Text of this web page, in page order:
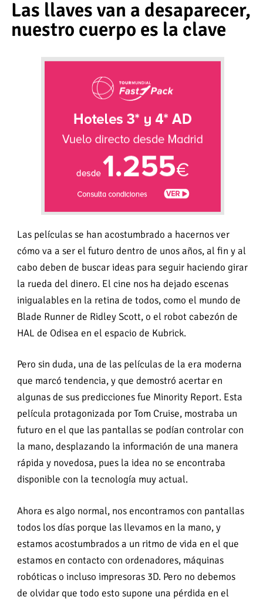
Las llaves van a desaparecer,
nuestro cuerpo es la clave
Las películas se han acostumbrado a hacernos ver
cómo va a ser el futuro dentro de unos años, al fin y al
cabo deben de buscar ideas para seguir haciendo girar
la rueda del dinero. El cine nos ha dejado escenas
inigualables en la retina de todos, como el mundo de
Blade Runner de Ridley Scott, o el robot cabezón de
HAL de Odisea en el espacio de Kubrick.
Pero sin duda, una de las películas de la era moderna
que marcó tendencia, y que demostró acertar en
algunas de sus predicciones fue Minority Report. Esta
película protagonizada por Tom Cruise, mostraba un
futuro en el que las pantallas se podían controlar con
la mano, desplazando la información de una manera
rápida y novedosa, pues la idea no se encontraba
disponible con la tecnología muy actual.
Ahora es algo normal, nos encontramos con pantallas
todos los días porque las llevamos en la mano, y
estamos acostumbrados a un ritmo de vida en el que
estamos en contacto con ordenadores, máquinas
robóticas o incluso impresoras 3D. Pero no debemos
de olvidar que todo esto supone una pérdida en el